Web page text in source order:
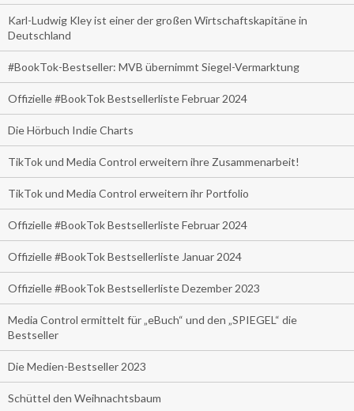
Karl-Ludwig Kley ist einer der großen Wirtschaftskapitäne in
Deutschland
#BookTok-Bestseller: MVB übernimmt Siegel-Vermarktung
Offizielle #BookTok Bestsellerliste Februar 2024
Die Hörbuch Indie Charts
TikTok und Media Control erweitern ihre Zusammenarbeit!
TikTok und Media Control erweitern ihr Portfolio
Offizielle #BookTok Bestsellerliste Februar 2024
Offizielle #BookTok Bestsellerliste Januar 2024
Offizielle #BookTok Bestsellerliste Dezember 2023
Media Control ermittelt für „eBuch“ und den „SPIEGEL“ die
Bestseller
Die Medien-Bestseller 2023
Schüttel den Weihnachtsbaum